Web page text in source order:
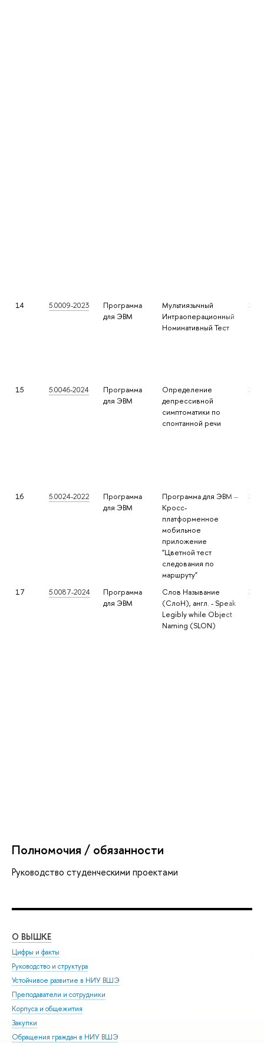
14 5.0009-2023
Программа
для ЭВМ
Мультиязычный
Интраоперационный
Номинативный Тест
15 5.0046-2024
Программа
для ЭВМ
Определение
депрессивной
симптоматики по
спонтанной речи
16 5.0024-2022
Программа
для ЭВМ
Программа для ЭВМ –
Кросс-
платформенное
мобильное
приложение
"Цветной тест
следования по
маршруту"
17 5.0087-2024
Программа
для ЭВМ
Слов Называние
(СлоН), англ. - Speak
Legibly while Object
Naming (SLON)
Полномочия / обязанности
Руководство студенческими проектами
О ВЫШКЕ
Цифры и факты
Руководство и структура
Устойчивое развитие в НИУ ВШЭ
Преподаватели и сотрудники
Корпуса и общежития
Закупки
Обращения граждан в НИУ ВШЭ